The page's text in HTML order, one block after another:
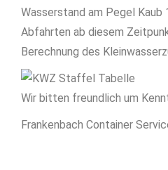
Wasserstand am Pegel Kaub
Abfahrten ab diesem
Berechnung des
Wir bitten freundlich um
Frankenbach Container